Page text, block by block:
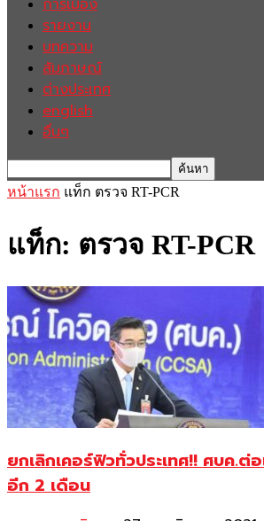
การเมือง
รายงาน
บทความ
สัมภาษณ์
ต่างประเทศ
english
อื่นๆ
หน้าแรก แท็ก ตรวจ RT-PCR
แท็ก: ตรวจ RT-PCR
ยกเลิกเคอร์ฟิวทั่วประเทศ!! ศบค.ต่
อีก 2 เดือน